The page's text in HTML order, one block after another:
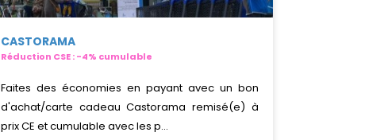
CASTORAMA
Réduction CSE : -4% cumulable
Faites des économies en payant avec un bon
d'achat/carte cadeau Castorama remisé(e) à
prix CE et cumulable avec les p...